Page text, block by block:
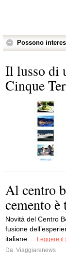
Possono
Il lusso di
Cinque
Al centro
cemento è
Novità del Centro
fusione
italiane:...
Leggere il
Da Viaggiarenews